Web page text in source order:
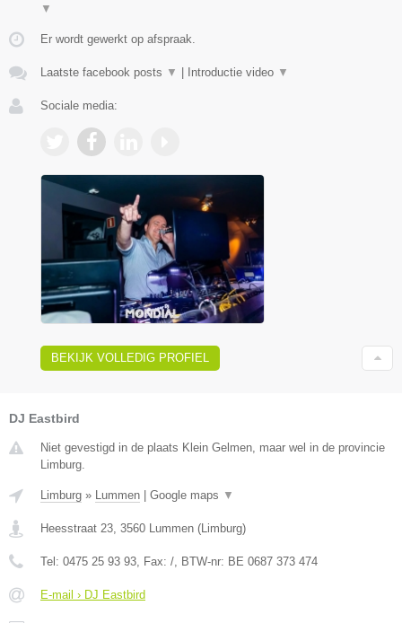
▼
Er wordt gewerkt op afspraak.
Laatste facebook posts ▼ Introductie video ▼
Sociale media:
BEKIJK VOLLEDIG PROFIEL
DJ Eastbird
Niet gevestigd in de plaats Klein Gelmen, maar wel in de provincie
Limburg.
Limburg » Lummen Google maps ▼
Heesstraat 23, 3560 Lummen (Limburg)
Tel: 0475 25 93 93, Fax: /, BTW-nr: BE 0687 373 474
E-mail › DJ Eastbird